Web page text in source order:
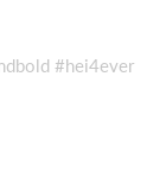
#hei4ever